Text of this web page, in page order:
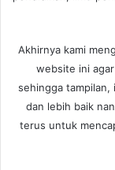
Akhirnya kami
website ini
sehingga
dan lebih baik
terus untuk